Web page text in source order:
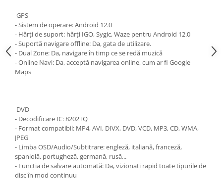
GPS
- Sistem de operare: Android 12.0
- Hărți de suport: hărți IGO, Sygic, Waze pentru Android 12.0
- Suportă navigare offline: Da, gata de utilizare.
- Dual Zone: Da, navigare în timp ce se redă muzică
- Online Navi: Da, acceptă navigarea online, cum ar fi Google
Maps
DVD
- Decodificare IC: 8202TQ
- Format compatibil: MP4, AVI, DIVX, DVD, VCD, MP3, CD, WMA,
JPEG
- Limba OSD/Audio/Subtitrare: engleză, italiană, franceză,
spaniolă, portugheză, germană, rusă...
- Funcția de salvare automată: Da, vizionați rapid toate tipurile de
disc în mod continuu